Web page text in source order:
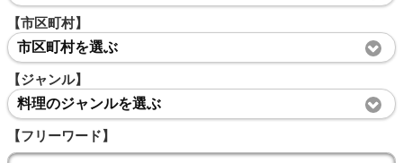
【市区町村】
市区町村を選ぶ
【ジャンル】
料理のジャンルを選ぶ
【フリーワード】